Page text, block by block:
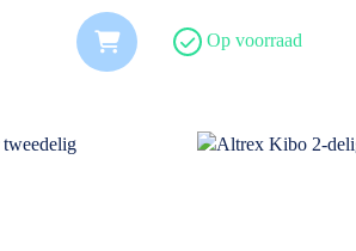
Op voorraad